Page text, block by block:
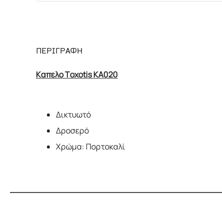
ΠΕΡΙΓΡΑΦΗ
Καπέλο Toxotis KA020
Δικτυωτό
Δροσερό
Χρώμα: Πορτοκαλί